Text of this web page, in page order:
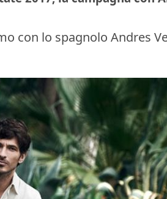
con lo spagnolo Andres